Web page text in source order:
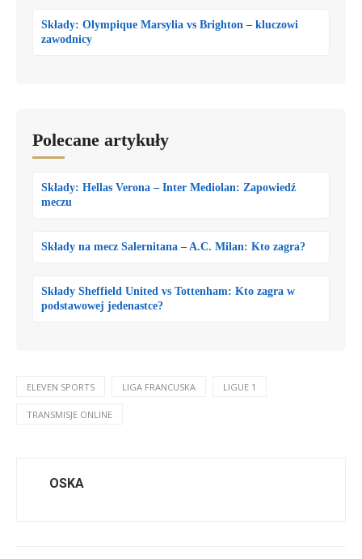
Składy: Olympique Marsylia vs Brighton – kluczowi
zawodnicy
Polecane artykuły
Składy: Hellas Verona – Inter Mediolan: Zapowiedź
meczu
Składy na mecz Salernitana – A.C. Milan: Kto zagra?
Składy Sheffield United vs Tottenham: Kto zagra w
podstawowej jedenastce?
ELEVEN SPORTS LIGA FRANCUSKA LIGUE 1
TRANSMISJE ONLINE
OSKA